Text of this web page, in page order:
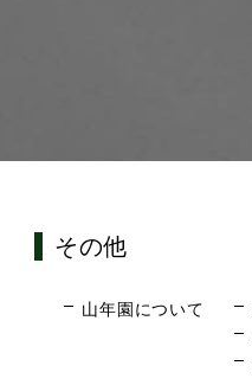
その他
山年園について